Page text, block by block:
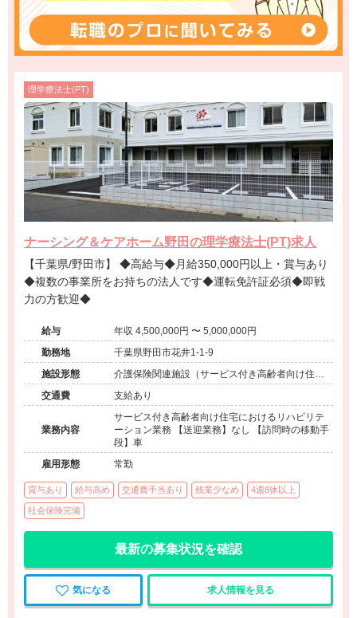
理学療法士(PT)
ナーシング＆ケアホーム野田の理学療法士(PT)求人
【千葉県/野田市】 ◆高給与◆月給350,000円以上・賞与あり
◆複数の事業所をお持ちの法人です◆運転免許証必須◆即戦
力の方歓迎◆
給与
年収 4,500,000円 〜 5,000,000円
勤務地
千葉県野田市花井1-1-9
施設形態
介護保険関連施設（サービス付き高齢者向け住宅/
訪問看護・リハ）
交通費 支給あり
業務内容
サービス付き高齢者向け住宅におけるリハビリテ
ーション業務 【送迎業務】なし 【訪問時の移動手
段】車
雇用形態
常勤
賞与あり 給与高め 交通費手当あり 残業少なめ 4週8休以上
社会保険完備
最新の募集状況を確認
気になる 求人情報を見る